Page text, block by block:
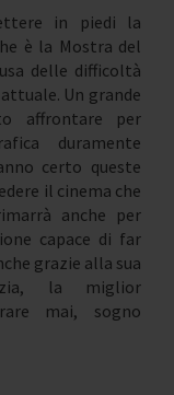
in piedi la
è la Mostra del
delle difficoltà
Un grande
affrontare per
duramente
certo queste
il cinema che
anche per
capace di far
grazie alla sua
la miglior
mai, sogno